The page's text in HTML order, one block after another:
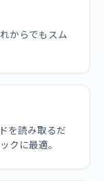
からでもスム
を読み取るだ
クに最適。